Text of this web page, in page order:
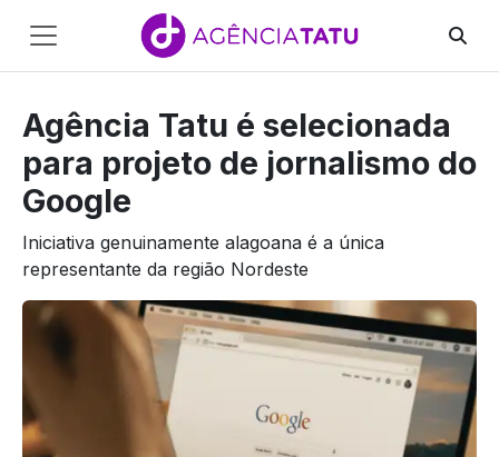
Pular para o conteúdo
Main
Navigation
Agência Tatu é selecionada
para projeto de jornalismo do
Google
Iniciativa genuinamente alagoana é a única
representante da região Nordeste